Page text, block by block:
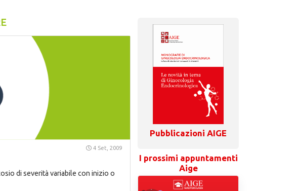
4 Set, 2009
di severità variabile con inizio o
Pubblicazioni AIGE
I prossimi appuntamenti
Aige